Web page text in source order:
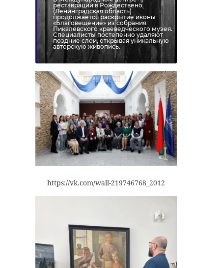
реставрации в Рождествено
(Ленинградская область)
продолжается раскрытие иконы
«Благовещение» из собрания
Пикалевского краеведческого музея.
Специалисты постепенно удаляют
поздние слои, открывая уникальную
авторскую живопись.
https://vk.com/wall-219746768_2012
РЕКОМЕНДУЕМ
«Бабушка-
травница Мария»
проведет в
тюрьме три года
Мошенник
вернет
Ленобласти
тысяч р ...
29 июля 2024, 10:24